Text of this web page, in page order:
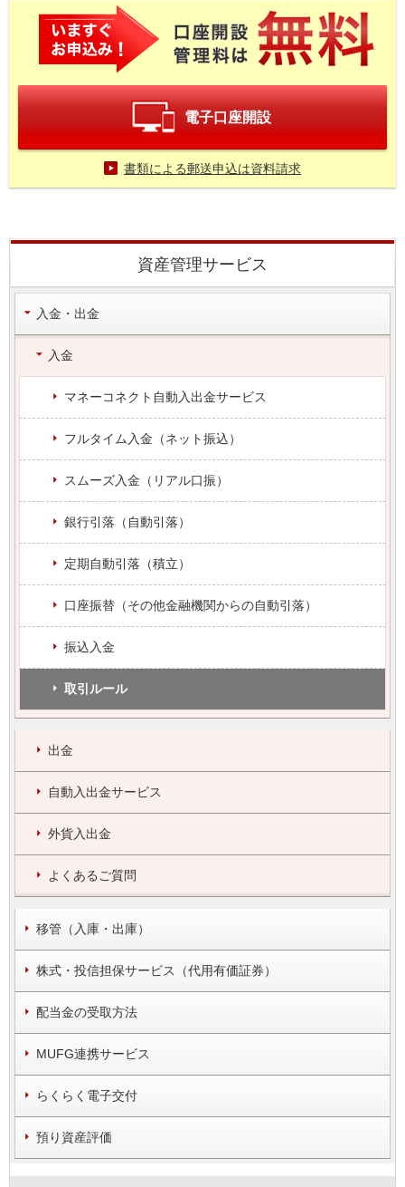
電子口座開設
書類による郵送申込は資料請求
資産管理サービス
入金・出金
入金
マネーコネクト自動入出金サービス
フルタイム入金（ネット振込）
スムーズ入金（リアル口振）
銀行引落（自動引落）
定期自動引落（積立）
口座振替（その他金融機関からの自動引落）
振込入金
取引ルール
出金
自動入出金サービス
外貨入出金
よくあるご質問
移管（入庫・出庫）
株式・投信担保サービス（代用有価証券）
配当金の受取方法
MUFG連携サービス
らくらく電子交付
預り資産評価